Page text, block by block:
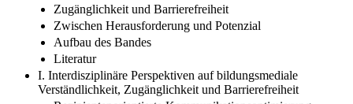
Zugänglichkeit und Barrierefreiheit
Zwischen Herausforderung und Potenzial
Aufbau des Bandes
Literatur
I. Interdisziplinäre Perspektiven auf bildungsmediale
Verständlichkeit, Zugänglichkeit und Barrierefreiheit